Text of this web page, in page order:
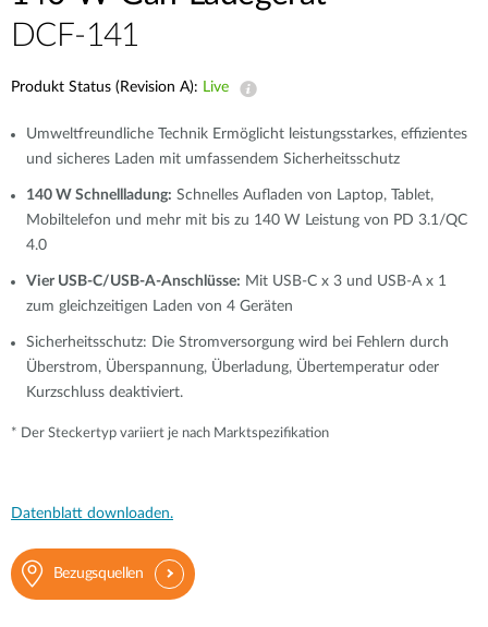
DCF-141
Produkt Status (Revision A): Live
Umweltfreundliche Technik Ermöglicht leistungsstarkes, effizientes
und sicheres Laden mit umfassendem Sicherheitsschutz
140 W Schnellladung: Schnelles Aufladen von Laptop, Tablet,
Mobiltelefon und mehr mit bis zu 140 W Leistung von PD 3.1/QC
4.0
Vier USB-C/USB-A-Anschlüsse: Mit USB-C x 3 und USB-A x 1
zum gleichzeitigen Laden von 4 Geräten
Sicherheitsschutz: Die Stromversorgung wird bei Fehlern durch
Überstrom, Überspannung, Überladung, Übertemperatur oder
Kurzschluss deaktiviert.
* Der Steckertyp variiert je nach Marktspezifikation
Datenblatt downloaden.
Bezugsquellen